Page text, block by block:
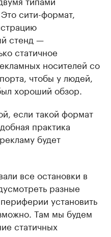
сити-формат,
стенд —
статичное
носителей со
чтобы у людей,
хороший обзор.
если такой формат
практика
будет
все остановки в
разные
установить
Там мы будем
статичных